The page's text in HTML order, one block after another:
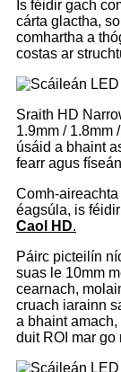
Is féidir gach
cárta glactha,
comhartha a
costas ar
Sraith HD
1.9mm / 1.8mm
úsáid a bhaint
fearr agus
Comh-
éagsúla, is
Caol HD.
Páirc picteilín
suas le 10mm
cearnach,
cruach iarainn
a bhaint
duit ROI mar go